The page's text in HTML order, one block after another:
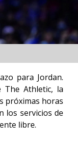
para Jordan.
The Athletic, la
próximas horas
los servicios de
libre.